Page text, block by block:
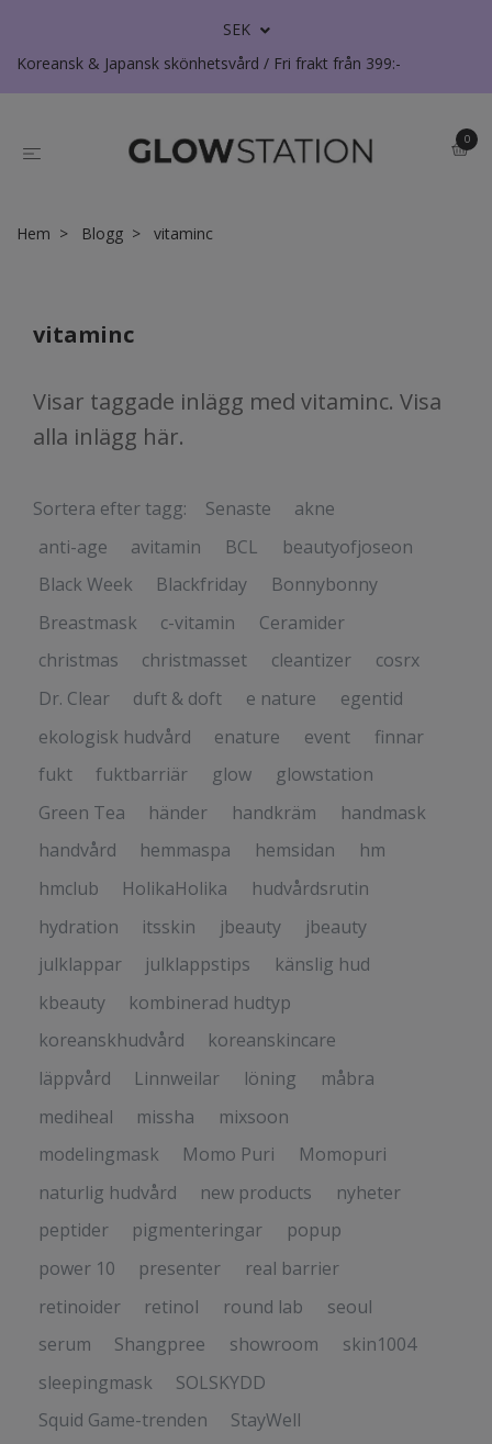
SEK
Koreansk & Japansk skönhetsvård / Fri frakt från 399:-
0
Hem Blogg vitaminc
vitaminc
Visar taggade inlägg med vitaminc. Visa
alla inlägg här.
Sortera efter tagg: Senaste
akne
anti-age
avitamin BCL
beautyofjoseon
Black Week
Blackfriday
Bonnybonny
Breastmask
c-vitamin
Ceramider
christmas
christmasset cleantizer
cosrx
Dr. Clear
duft & doft e nature
egentid
ekologisk hudvård
enature event
finnar
fukt
fuktbarriär glow
glowstation
Green Tea
händer handkräm
handmask
handvård
hemmaspa hemsidan
hm
hmclub
HolikaHolika
hudvårdsrutin
hydration
itsskin jbeauty
jbeauty
julklappar
julklappstips
känslig hud
kbeauty
kombinerad hudtyp
koreanskhudvård
koreanskincare
läppvård
Linnweilar löning
måbra
mediheal
missha
mixsoon
modelingmask
Momo Puri
Momopuri
naturlig hudvård
new products
nyheter
peptider
pigmenteringar
popup
power 10
presenter
real barrier
retinoider
retinol round lab
seoul
serum
Shangpree showroom
skin1004
sleepingmask
SOLSKYDD
Squid Game-trenden
StayWell